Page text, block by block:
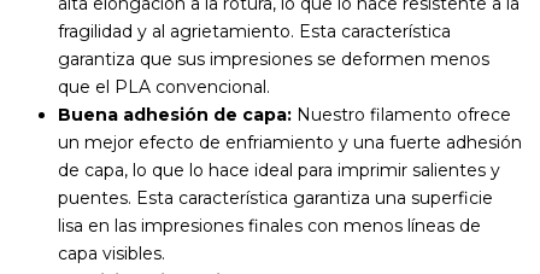
fragilidad y al agrietamiento. Esta característica
garantiza que sus impresiones se deformen menos
que el PLA convencional.
Buena adhesión de capa:Nuestro filamento ofrece
un mejor efecto de enfriamiento y una fuerte adhesión
de capa, lo que lo hace ideal para imprimir salientes y
puentes. Esta característica garantiza una superficie
lisa en las impresiones finales con menos líneas de
capa visibles.